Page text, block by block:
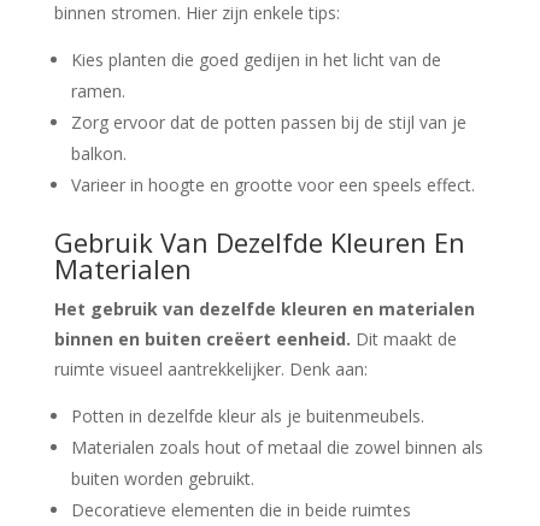
binnen stromen. Hier zijn enkele tips:
Kies planten die goed gedijen in het licht van de
ramen.
Zorg ervoor dat de potten passen bij de stijl van je
balkon.
Varieer in hoogte en grootte voor een speels effect.
Gebruik Van Dezelfde Kleuren En
Materialen
Het gebruik van dezelfde kleuren en materialen
binnen en buiten creëert eenheid. Dit maakt de
ruimte visueel aantrekkelijker. Denk aan:
Potten in dezelfde kleur als je buitenmeubels.
Materialen zoals hout of metaal die zowel binnen als
buiten worden gebruikt.
Decoratieve elementen die in beide ruimtes